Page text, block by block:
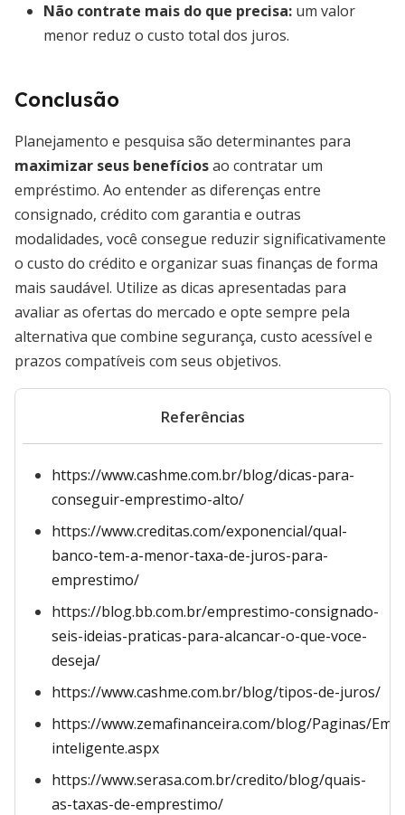
Não contrate mais do que precisa: um valor
menor reduz o custo total dos juros.
Conclusão
Planejamento e pesquisa são determinantes para
maximizar seus benefíciosao contratar um
empréstimo. Ao entender as diferenças entre
consignado, crédito com garantia e outras
modalidades, você consegue reduzir significativamente
o custo do crédito e organizar suas finanças de forma
mais saudável. Utilize as dicas apresentadas para
avaliar as ofertas do mercado e opte sempre pela
alternativa que combine segurança, custo acessível e
prazos compatíveis com seus objetivos.
Referências
https://www.cashme.com.br/blog/dicas-para-
conseguir-emprestimo-alto/
https://www.creditas.com/exponencial/qual-
banco-tem-a-menor-taxa-de-juros-para-
emprestimo/
https://blog.bb.com.br/emprestimo-consignado-
seis-ideias-praticas-para-alcancar-o-que-voce-
deseja/
https://www.cashme.com.br/blog/tipos-de-juros/
https://www.zemafinanceira.com/blog/Paginas/
inteligente.aspx
https://www.serasa.com.br/credito/blog/quais-
as-taxas-de-emprestimo/